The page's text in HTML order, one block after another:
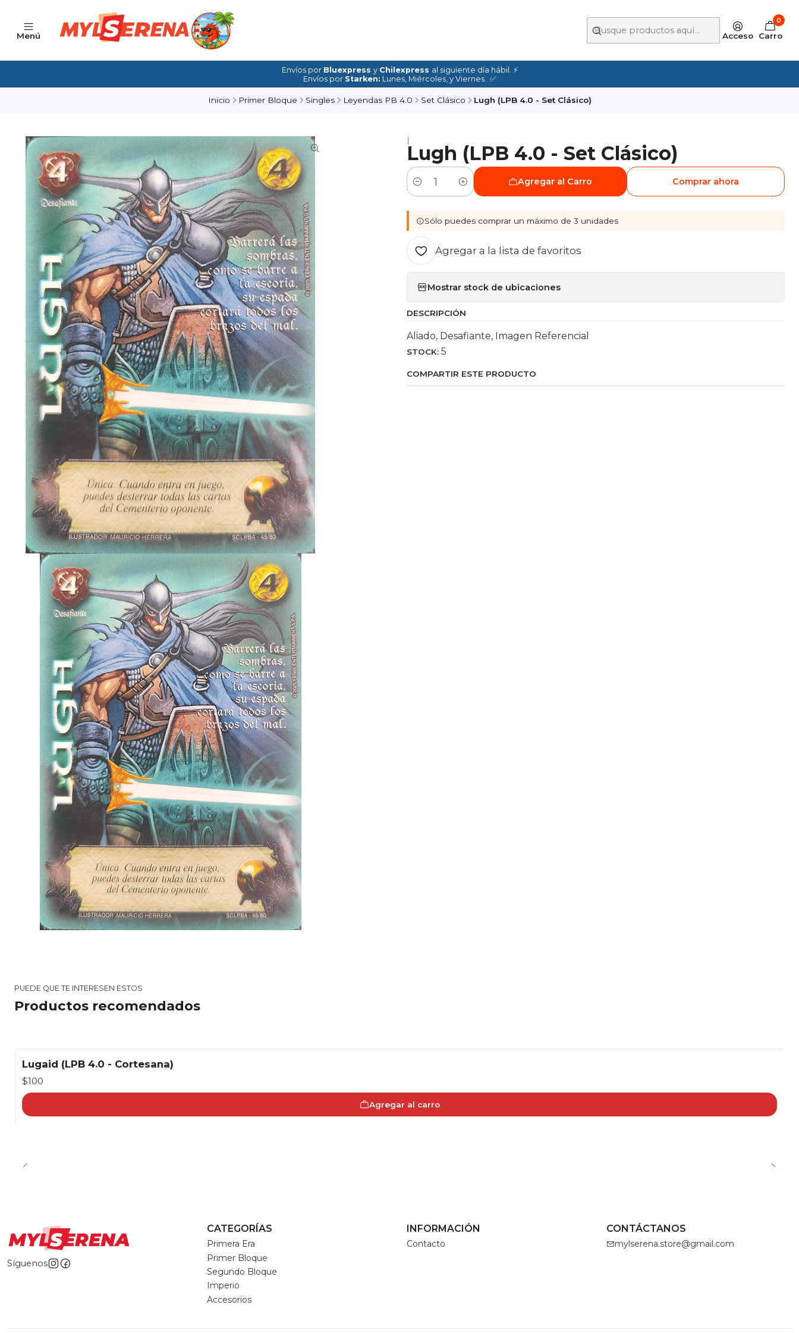
Menú Acceso
0
Carro
Envíos por Bluexpress y Chilexpress al siguiente día hábil. ⚡
Envíos por Starken: Lunes, Miércoles, y Viernes. ✅
Inicio Primer Bloque Singles Leyendas PB 4.0 Set Clásico Lugh (LPB 4.0 - Set Clásico)
|
Lugh (LPB 4.0 - Set Clásico)
Cantidad
Agregar al Carro Comprar ahora
Sólo puedes comprar un máximo de 3 unidades
Agregar a la lista de favoritos
Mostrar stock de ubicaciones
DESCRIPCIÓN
Aliado, Desafiante, Imagen Referencial
STOCK: 5
COMPARTIR ESTE PRODUCTO
PUEDE QUE TE INTERESEN ESTOS
Productos recomendados
Lugaid (LPB 4.0 - Cortesana)
$100
Agregar al carro
Síguenos
CATEGORÍAS
Primera Era
Primer Bloque
Segundo Bloque
Imperio
Accesorios
INFORMACIÓN
Contacto
CONTÁCTANOS
mylserena.store@gmail.com